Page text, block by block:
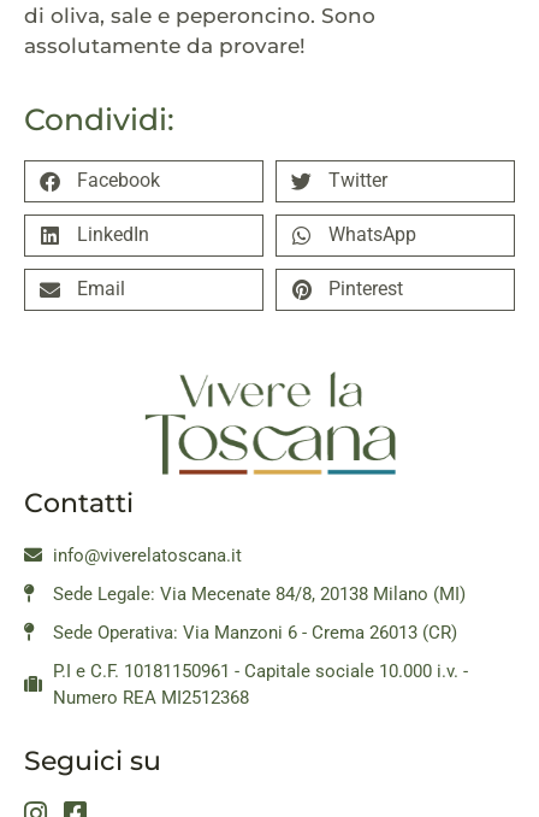
Condividi:
Facebook Twitter
LinkedIn WhatsApp
Email Pinterest
di oliva, sale e peperoncino. Sono
assolutamente da provare!
Contatti
info@viverelatoscana.it
Sede Legale: Via Mecenate 84/8, 20138 Milano (MI)
Sede Operativa: Via Manzoni 6 - Crema 26013 (CR)
P.I e C.F. 10181150961 - Capitale sociale 10.000 i.v. -
Numero REA MI2512368
Seguici su